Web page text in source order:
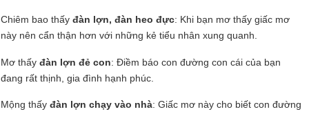
Chiêm bao thấy đàn lợn, đàn heo đực: Khi bạn mơ thấy giấc mơ
này nên cẩn thận hơn với những kẻ tiểu nhân xung quanh.
Mơ thấy đàn lợn đẻ con: Điềm báo con đường con cái của bạn
đang rất thịnh, gia đình hạnh phúc.
Mộng thấy đàn lợn chạy vào nhà: Giấc mơ này cho biết con đường